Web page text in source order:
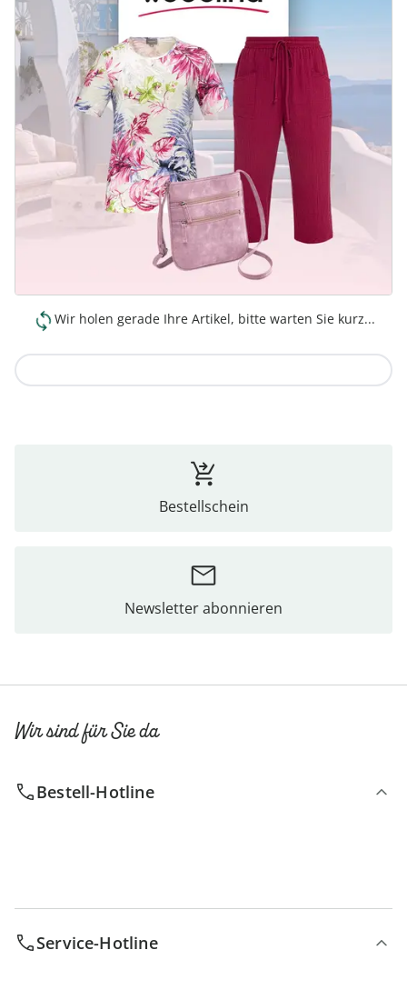
Wir holen gerade Ihre Artikel, bitte warten Sie kurz...
Bestellschein
Newsletter abonnieren
Wir sind für Sie da
Bestell-Hotline
Service-Hotline